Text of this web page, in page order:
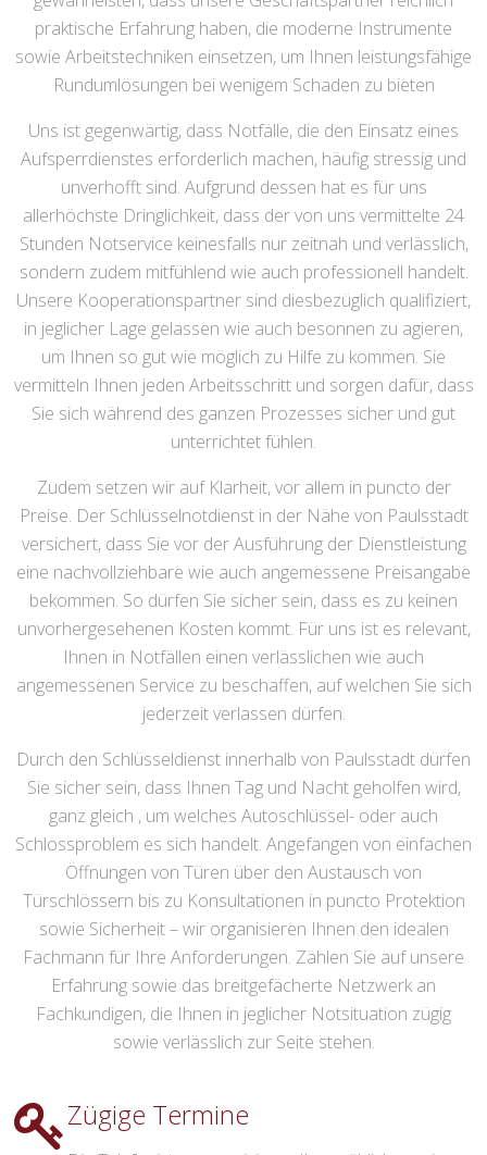
praktische Erfahrung haben, die moderne Instrumente
sowie Arbeitstechniken einsetzen, um Ihnen leistungsfähige
Rundumlösungen bei wenigem Schaden zu bieten
Uns ist gegenwärtig, dass Notfälle, die den Einsatz eines
Aufsperrdienstes erforderlich machen, häufig stressig und
unverhofft sind. Aufgrund dessen hat es für uns
allerhöchste Dringlichkeit, dass der von uns vermittelte 24
Stunden Notservice keinesfalls nur zeitnah und verlässlich,
sondern zudem mitfühlend wie auch professionell handelt.
Unsere Kooperationspartner sind diesbezüglich qualifiziert,
in jeglicher Lage gelassen wie auch besonnen zu agieren,
um Ihnen so gut wie möglich zu Hilfe zu kommen. Sie
vermitteln Ihnen jeden Arbeitsschritt und sorgen dafür, dass
Sie sich während des ganzen Prozesses sicher und gut
unterrichtet fühlen.
Zudem setzen wir auf Klarheit, vor allem in puncto der
Preise. Der Schlüsselnotdienst in der Nähe von Paulsstadt
versichert, dass Sie vor der Ausführung der Dienstleistung
eine nachvollziehbare wie auch angemessene Preisangabe
bekommen. So dürfen Sie sicher sein, dass es zu keinen
unvorhergesehenen Kosten kommt. Für uns ist es relevant,
Ihnen in Notfällen einen verlässlichen wie auch
angemessenen Service zu beschaffen, auf welchen Sie sich
jederzeit verlassen dürfen.
Durch den Schlüsseldienst innerhalb von Paulsstadt dürfen
Sie sicher sein, dass Ihnen Tag und Nacht geholfen wird,
ganz gleich , um welches Autoschlüssel- oder auch
Schlossproblem es sich handelt. Angefangen von einfachen
Öffnungen von Türen über den Austausch von
Türschlössern bis zu Konsultationen in puncto Protektion
sowie Sicherheit – wir organisieren Ihnen den idealen
Fachmann für Ihre Anforderungen. Zählen Sie auf unsere
Erfahrung sowie das breitgefächerte Netzwerk an
Fachkundigen, die Ihnen in jeglicher Notsituation zügig
sowie verlässlich zur Seite stehen.
Zügige Termine